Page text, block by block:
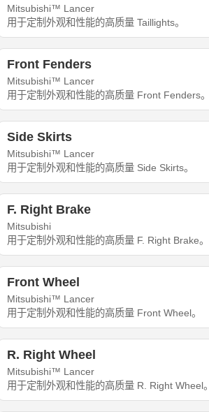
Mitsubishi™ Lancer
用于定制外观和性能的高质量 Taillights。
Front Fenders
Mitsubishi™ Lancer
用于定制外观和性能的高质量 Front Fenders。
Side Skirts
Mitsubishi™ Lancer
用于定制外观和性能的高质量 Side Skirts。
F. Right Brake
Mitsubishi
用于定制外观和性能的高质量 F. Right Brake。
Front Wheel
Mitsubishi™ Lancer
用于定制外观和性能的高质量 Front Wheel。
R. Right Wheel
Mitsubishi™ Lancer
用于定制外观和性能的高质量 R. Right Wheel。